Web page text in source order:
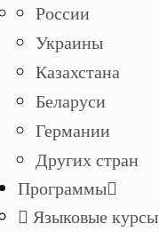
России
Украины
Казахстана
Беларуси
Германии
Других стран
Программы
Языковые курсы